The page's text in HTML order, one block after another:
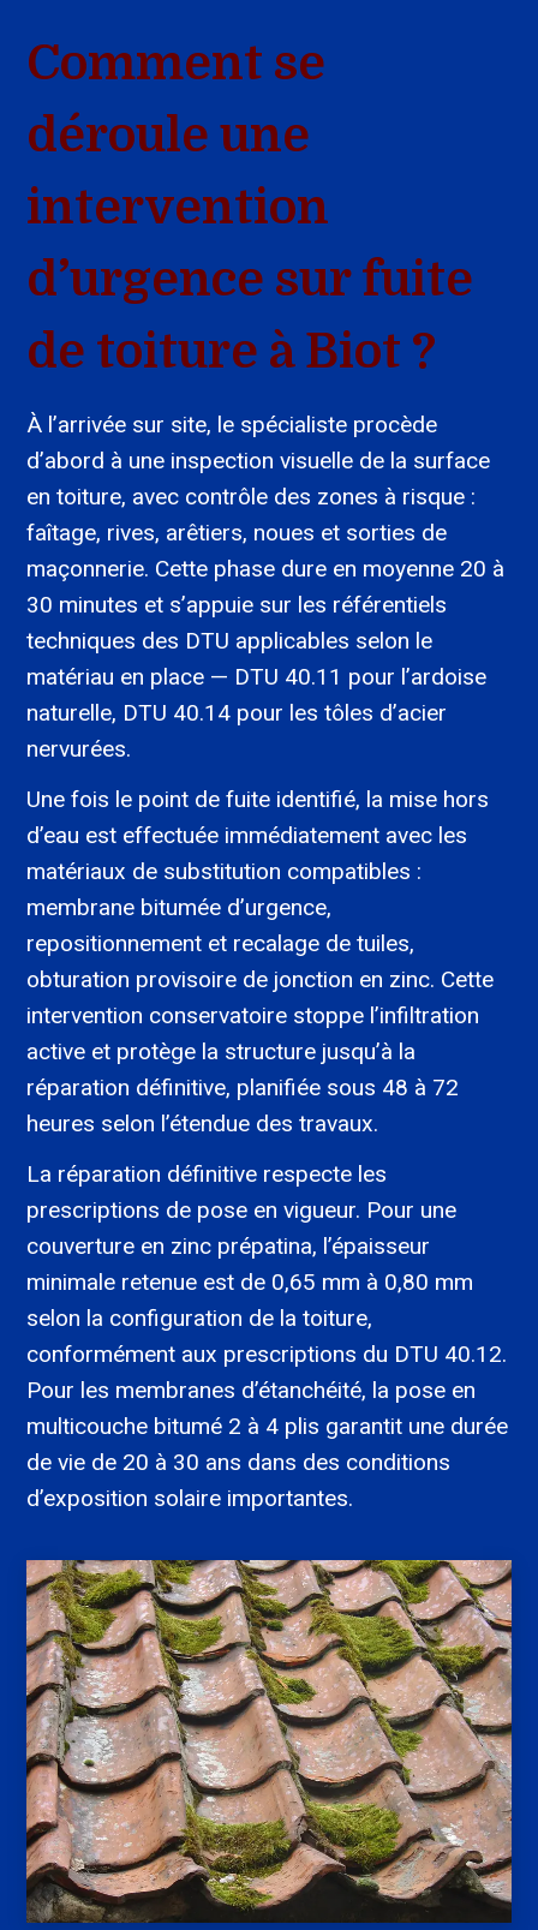
Comment se
déroule une
intervention
d’urgence sur fuite
de toiture à Biot ?
À l’arrivée sur site, le spécialiste procède
d’abord à une inspection visuelle de la surface
en toiture, avec contrôle des zones à risque :
faîtage, rives, arêtiers, noues et sorties de
maçonnerie. Cette phase dure en moyenne 20 à
30 minutes et s’appuie sur les référentiels
techniques des DTU applicables selon le
matériau en place — DTU 40.11 pour l’ardoise
naturelle, DTU 40.14 pour les tôles d’acier
nervurées.
Une fois le point de fuite identifié, la mise hors
d’eau est effectuée immédiatement avec les
matériaux de substitution compatibles :
membrane bitumée d’urgence,
repositionnement et recalage de tuiles,
obturation provisoire de jonction en zinc. Cette
intervention conservatoire stoppe l’infiltration
active et protège la structure jusqu’à la
réparation définitive, planifiée sous 48 à 72
heures selon l’étendue des travaux.
La réparation définitive respecte les
prescriptions de pose en vigueur. Pour une
couverture en zinc prépatina, l’épaisseur
minimale retenue est de 0,65 mm à 0,80 mm
selon la configuration de la toiture,
conformément aux prescriptions du DTU 40.12.
Pour les membranes d’étanchéité, la pose en
multicouche bitumé 2 à 4 plis garantit une durée
de vie de 20 à 30 ans dans des conditions
d’exposition solaire importantes.